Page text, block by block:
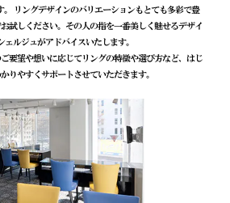
。 リングデザインのバリエーションもとても多彩で豊
試しください。その人の指を一番美しく魅せるデザイ
ェルジュがアドバイスいたします。
要望や想いに応じてリングの特徴や選び方など、はじ
りやすくサポートさせていただきます。